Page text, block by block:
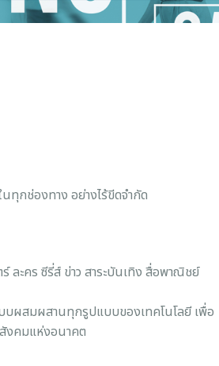
ทุกช่องทาง อย่างไร้ขีดจำกัด
ะคร ซีรี่ส์ ข่าว สาระบันเทิง สื่อพาณิชย์
ผสมผสานทุกรูปแบบของเทคโนโลยี เพื่อ
งคมแห่งอนาคต